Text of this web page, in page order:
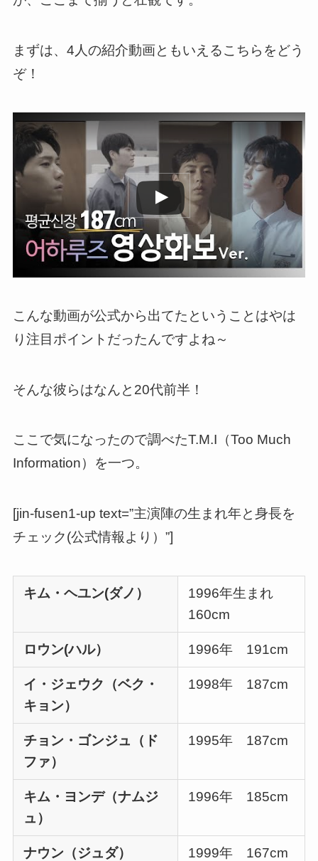
まずは、4人の紹介動画ともいえるこちらをどう
ぞ！
この動画を YouTube で視聴
こんな動画が公式から出てたということはやは
り注目ポイントだったんですよね～
そんな彼らはなんと20代前半！
ここで気になったので調べたT.M.I（Too Much
Information）を一つ。
[jin-fusen1-up text=”主演陣の生まれ年と身長を
チェック(公式情報より）”]
キム・ヘユン(ダノ）
1996年生まれ
160cm
ロウン(ハル） 1996年 191cm
イ・ジェウク（ベク・
キョン）
1998年 187cm
チョン・ゴンジュ（ド
ファ）
1995年 187cm
キム・ヨンデ（ナムジ
ュ）
1996年 185cm
ナウン（ジュダ） 1999年 167cm